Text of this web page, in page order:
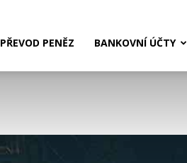
PŘEVOD PENĚZ BANKOVNÍ ÚČTY